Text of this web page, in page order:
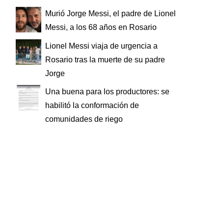
Murió Jorge Messi, el padre de Lionel
Messi, a los 68 años en Rosario
Lionel Messi viaja de urgencia a
Rosario tras la muerte de su padre
Jorge
Una buena para los productores: se
habilitó la conformación de
comunidades de riego